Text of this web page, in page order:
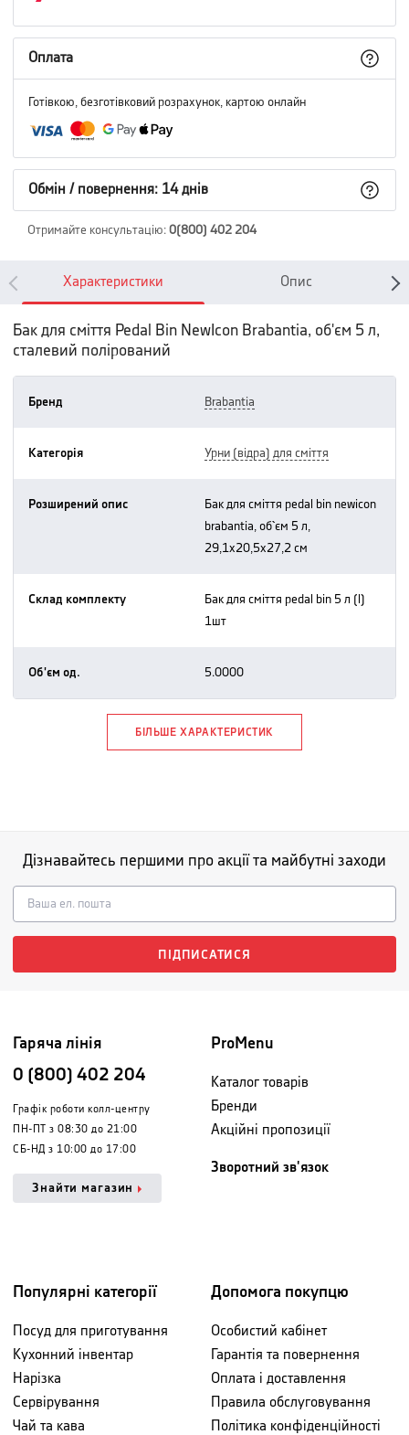
Оплата
Готівкою, безготівковий розрахунок, картою онлайн
Обмін / повернення: 14 днів
Отримайте консультацію: 0(800) 402 204
Характеристики Опис
Бак для сміття Pedal Bin NewIcon Brabantia, об'єм 5 л,
сталевий полірований
Бренд brabantia
Категорія урни (відра) для сміття
Розширений опис
бак для сміття pedal bin newicon
brabantia, об`єм 5 л,
29,1х20,5х27,2 см
Склад комплекту
бак для сміття pedal bin 5 л (l)
1шт
Об'єм од. 5.0000
БІЛЬШЕ ХАРАКТЕРИСТИК
Дізнавайтесь першими про акції та майбутні заходи
ПІДПИСАТИСЯ
Гаряча лінія
0 (800) 402 204
Графік роботи колл-центру
ПН-ПТ з 08:30 до 21:00
СБ-НД з 10:00 до 17:00
Знайти магазин
ProMenu
Каталог товарів
Бренди
Акційні пропозиції
Зворотний зв'язок
Популярні категорії
Посуд для приготування
Кухонний інвентар
Нарізка
Сервірування
Чай та кава
Допомога покупцю
Особистий кабінет
Гарантія та повернення
Оплата і доставлення
Правила обслуговування
Політика конфіденційності